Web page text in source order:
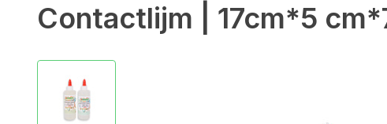
Contactlijm | 17cm*5